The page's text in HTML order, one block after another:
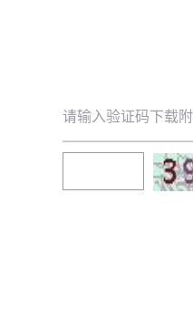
请输入验证码下载